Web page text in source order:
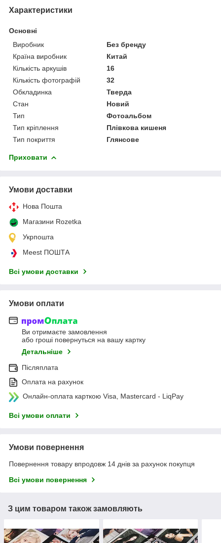
Характеристики
Основні
Виробник
Без бренду
Країна виробник
Китай
Кількість аркушів
16
Кількість фотографій
32
Обкладинка
Тверда
Стан
Новий
Тип
Фотоальбом
Тип кріплення
Плівкова кишеня
Тип покриття
Глянсове
Приховати
Умови доставки
Нова Пошта
Магазини Rozetka
Укрпошта
Meest ПОШТА
Всі умови доставки
Умови оплати
Ви отримаєте замовлення
або гроші повернуться на вашу картку
Детальніше
Післяплата
Оплата на рахунок
Онлайн-оплата карткою Visa, Mastercard - LiqPay
Всі умови оплати
Умови повернення
Повернення товару впродовж 14 днів за рахунок покупця
Всі умови повернення
З цим товаром також замовляють